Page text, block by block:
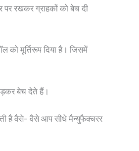
पर रखकर ग्राहकों को बेच दी
को मूर्तिरूप दिया है। जिसमें
बेच देते हैं।
है वैसे- वैसे आप सीधे मैन्युफैक्चरर